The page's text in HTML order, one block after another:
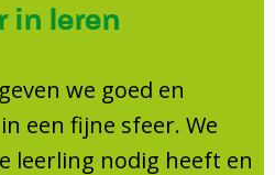
op school
opvang
(AC)
(MR)
in leren
we goed en
een fijne sfeer. We
leerling nodig heeft en